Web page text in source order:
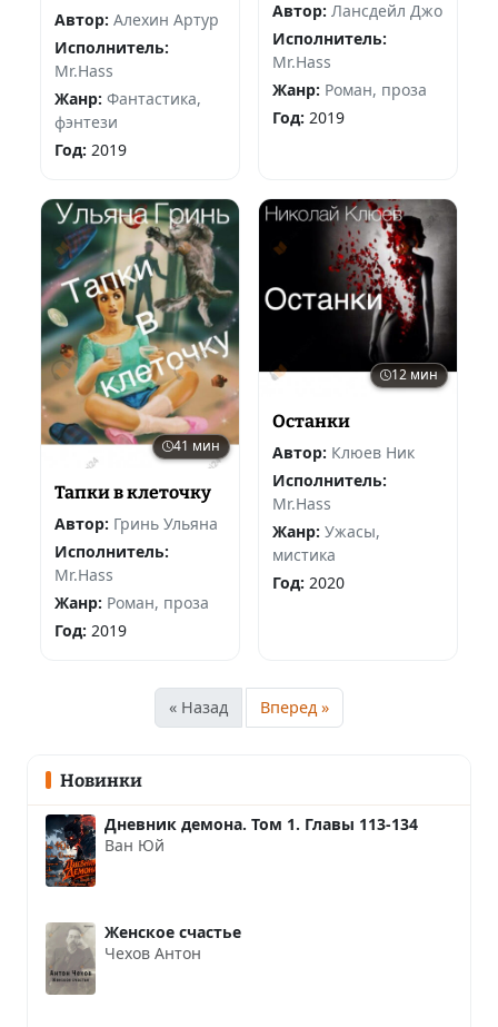
Автор: Алехин Артур
Исполнитель:
Mr.Hass
Жанр: Фантастика,
фэнтези
Год: 2019
Автор: Лансдейл Джо
Исполнитель:
Mr.Hass
Жанр: Роман, проза
Год: 2019
41 мин
Тапки в клеточку
Автор: Гринь Ульяна
Исполнитель:
Mr.Hass
Жанр: Роман, проза
Год: 2019
12 мин
Останки
Автор: Клюев Ник
Исполнитель:
Mr.Hass
Жанр: Ужасы,
мистика
Год: 2020
« Назад Вперед »
Новинки
Дневник демона. Том 1. Главы 113-134
Ван Юй
Женское счастье
Чехов Антон